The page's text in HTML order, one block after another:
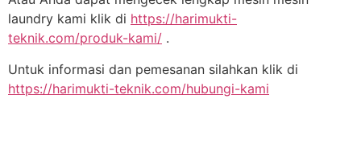
laundry kami klik di https://harimukti-
teknik.com/produk-kami/ .
Untuk informasi dan pemesanan silahkan klik di
https://harimukti-teknik.com/hubungi-kami